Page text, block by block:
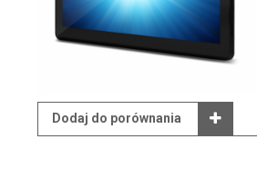
Dodaj do porównania